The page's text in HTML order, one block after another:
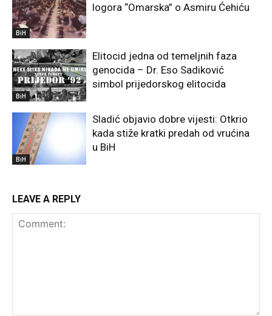
BiH
logora “Omarska” o Asmiru Ćehiću
BiH
Elitocid jedna od temeljnih faza
genocida – Dr. Eso Sadiković
simbol prijedorskog elitocida
BiH
Sladić objavio dobre vijesti: Otkrio
kada stiže kratki predah od vrućina
u BiH
LEAVE A REPLY